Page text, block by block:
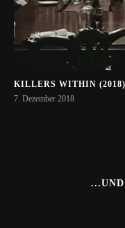
KILLERS WITHIN
7. Dezember 2018